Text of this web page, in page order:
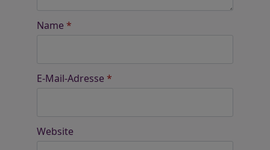
Name *
E-Mail-Adresse *
Website